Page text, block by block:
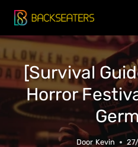
Doorgaan
naar
inhoud
[Survival
Horror
Door Kevin